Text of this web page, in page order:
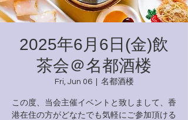
2025年6月6日(金)飲
茶会＠名都酒楼
Fri, Jun 06
  |
名都酒楼
この度、当会主催イベントと致しまして、香
港在住の方がどなたでも気軽にご参加頂ける